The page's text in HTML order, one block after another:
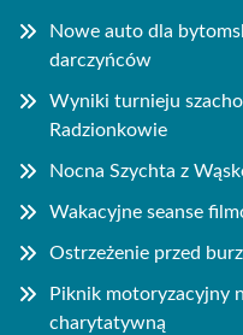
Nowe auto dla
darczyńców
Wyniki turnieju
Radzionkowie
Nocna Szychta z
Wakacyjne seanse
Ostrzeżenie przed
Piknik motoryzacyjny
charytatywną